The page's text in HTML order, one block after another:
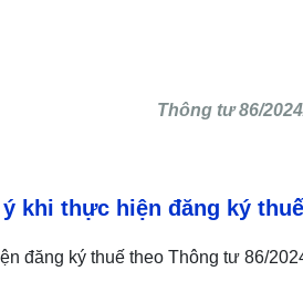
Thông tư 86/
khi thực hiện đăng ký thuế
đăng ký thuế theo Thông tư 86/